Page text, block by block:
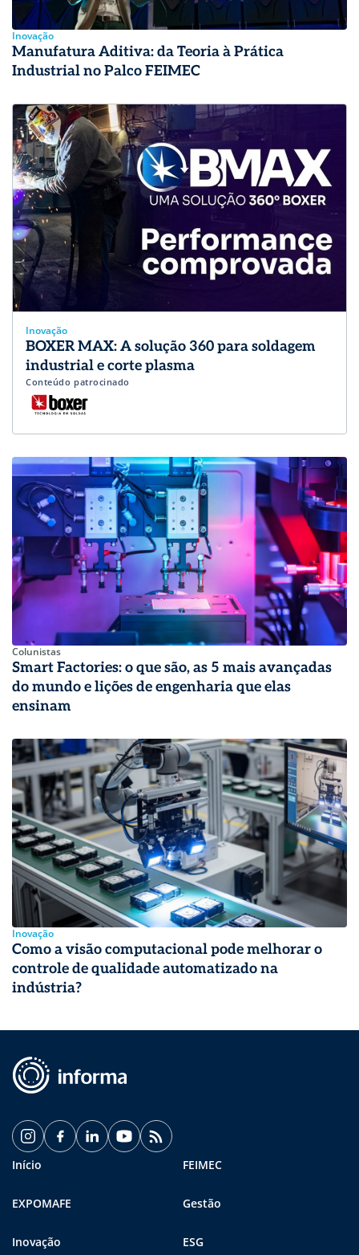
Inovação
Manufatura Aditiva: da Teoria à Prática
Industrial no Palco FEIMEC
Inovação
BOXER MAX: A solução 360 para soldagem
industrial e corte plasma
Conteúdo patrocinado
Colunistas
Smart Factories: o que são, as 5 mais avançadas
do mundo e lições de engenharia que elas
ensinam
Inovação
Como a visão computacional pode melhorar o
controle de qualidade automatizado na
indústria?
Início FEIMEC
EXPOMAFE Gestão
Inovação ESG